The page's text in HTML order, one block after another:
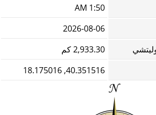
1:50 AM
2026-08-06
2,933.30 كم
40.351516, 18.175016